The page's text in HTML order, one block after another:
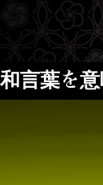
和言葉を